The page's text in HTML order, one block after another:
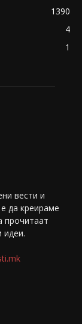
1390
4
1
вести и
да креираме
прочитаат
идеи.